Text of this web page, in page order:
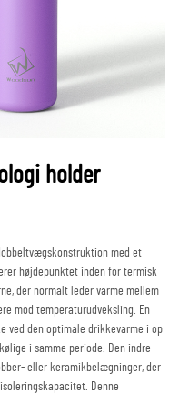
holder
med et
højdepunktet inden for termisk
der normalt leder varme mellem
mod temperaturudveksling. En
ved den optimale drikkevarme i op
i samme periode. Den indre
eller keramikbelægninger, der
Denne